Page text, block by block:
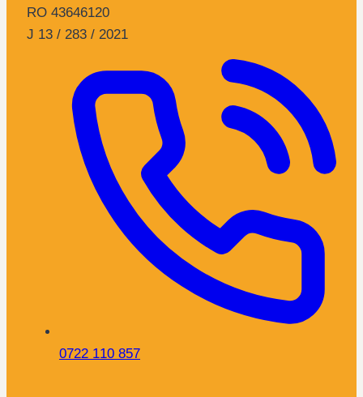
RO 43646120
J 13 / 283 / 2021
0722 110 857